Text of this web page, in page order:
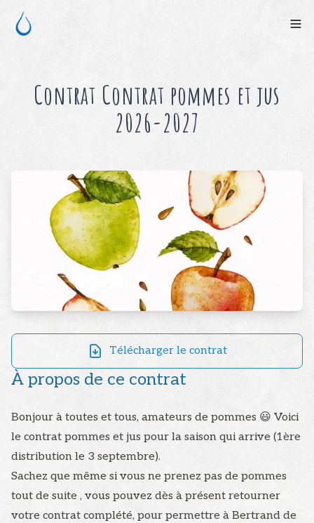
Contrat Contrat pommes et jus
2026-2027
Télécharger le contrat
À propos de ce contrat
Bonjour à toutes et tous, amateurs de pommes 😃 Voici
le contrat pommes et jus pour la saison qui arrive (1ère
distribution le 3 septembre).
Sachez que même si vous ne prenez pas de pommes
tout de suite , vous pouvez dès à présent retourner
votre contrat complété, pour permettre à Bertrand de